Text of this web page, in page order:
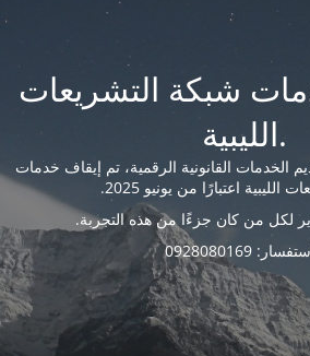
شبكة التشريعات
الليبية.
الخدمات القانونية الرقمية، تم إيقاف خدمات
الليبية اعتبارًا من يونيو 2025.
لكل من كان جزءًا من هذه التجربة.
0928080169